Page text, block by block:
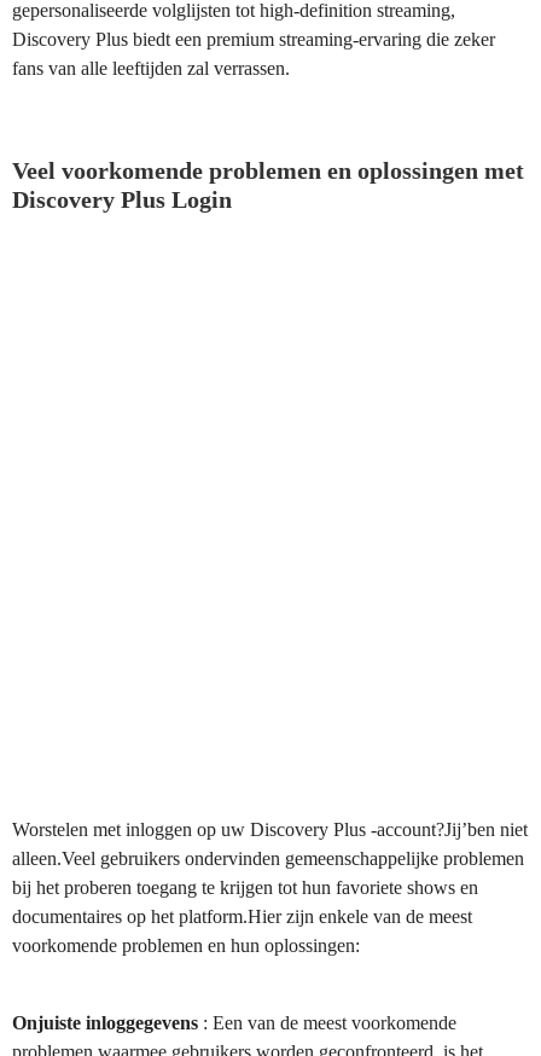
gepersonaliseerde volglijsten tot high-definition streaming,
Discovery Plus biedt een premium streaming-ervaring die zeker
fans van alle leeftijden zal verrassen.
Veel voorkomende problemen en oplossingen met
Discovery Plus Login
Worstelen met inloggen op uw Discovery Plus -account?Jij’ben niet
alleen.Veel gebruikers ondervinden gemeenschappelijke problemen
bij het proberen toegang te krijgen tot hun favoriete shows en
documentaires op het platform.Hier zijn enkele van de meest
voorkomende problemen en hun oplossingen:
Onjuiste inloggegevens : Een van de meest voorkomende
problemen waarmee gebruikers worden geconfronteerd, is het